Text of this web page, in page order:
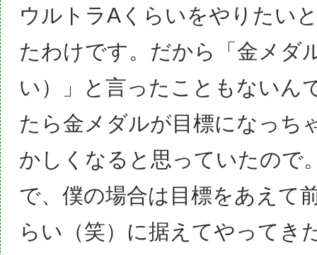
ウルトラAくらいをやりたい
たわけです。だから「金メダ
い）」と言ったこともないん
たら金メダルが目標になっち
かしくなると思っていたので
で、僕の場合は目標をあえて
らい（笑）に据えてやってき